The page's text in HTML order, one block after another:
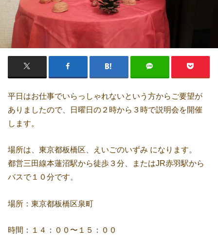
平日はお仕事でいらっしゃれないという方からご要望が
ありましたので、日曜日の２時から３時で説明会を開催
します。
場所は、東京都板橋区、えいごのいずみ になります。
都営三田線本蓮沼駅から徒歩３分、またはJR赤羽駅から
バスで１０分です。
場所：東京都板橋区泉町
時間：１４：００〜１５：００